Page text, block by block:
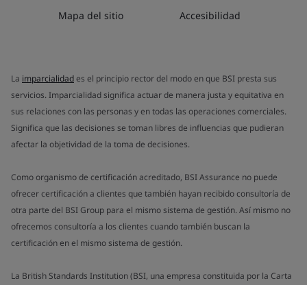
Mapa del sitio Accesibilidad
La imparcialidades el principio rector del modo en que BSI presta sus
servicios. Imparcialidad significa actuar de manera justa y equitativa en
sus relaciones con las personas y en todas las operaciones comerciales.
Significa que las decisiones se toman libres de influencias que pudieran
afectar la objetividad de la toma de decisiones.
Como organismo de certificación acreditado, BSI Assurance no puede
ofrecer certificación a clientes que también hayan recibido consultoría de
otra parte del BSI Group para el mismo sistema de gestión. Así mismo no
ofrecemos consultoría a los clientes cuando también buscan la
certificación en el mismo sistema de gestión.
La British Standards Institution (BSI, una empresa constituida por la Carta